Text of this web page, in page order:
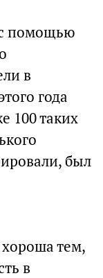
помощью
в
года
100 таких
был
тем,
в